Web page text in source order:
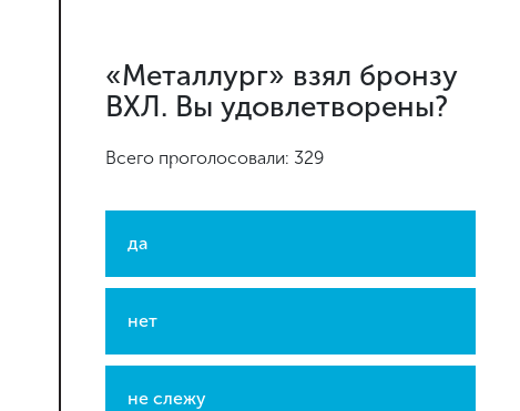
«Металлург» взял бронзу
ВХЛ. Вы удовлетворены?
Всего проголосовали: 329
да
нет
не слежу